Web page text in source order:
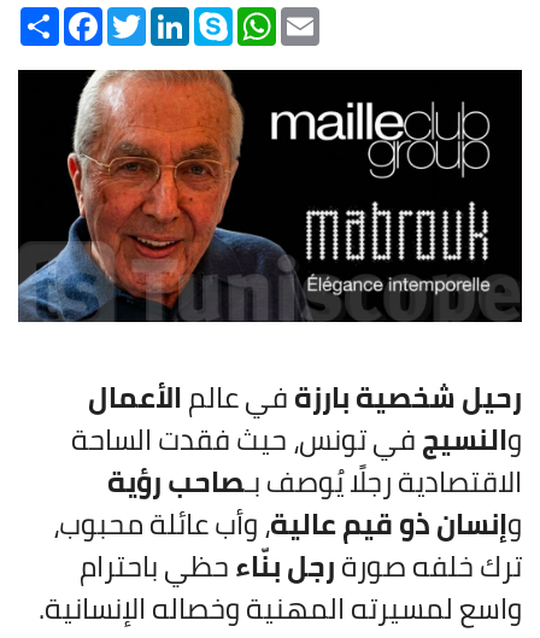
Share
FacebookTwitterLinkedInSkype
WhatsAppEmail
رحيل شخصية بارزةفي عالمالأعمال
والنسيجفي تونس، حيث فقدت الساحة
الاقتصادية رجلًا يُوصف بـصاحب رؤية
وإنسان ذو قيم عالية، وأب عائلة محبوب،
ترك خلفه صورةرجل بنّاءحظي باحترام
واسع لمسيرته المهنية وخصاله الإنسانية.